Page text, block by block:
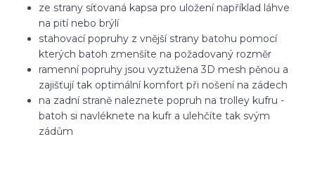
ze strany síťovaná kapsa pro uložení například láhve
na pití nebo brýlí
stahovací popruhy z vnější strany batohu pomocí
kterých batoh zmenšíte na požadovaný rozměr
ramenní popruhy jsou vyztužena 3D mesh pěnou a
zajišťují tak optimální komfort při nošení na zádech
na zadní straně naleznete popruh na trolley kufru -
batoh si navléknete na kufr a ulehčíte tak svým
zádům